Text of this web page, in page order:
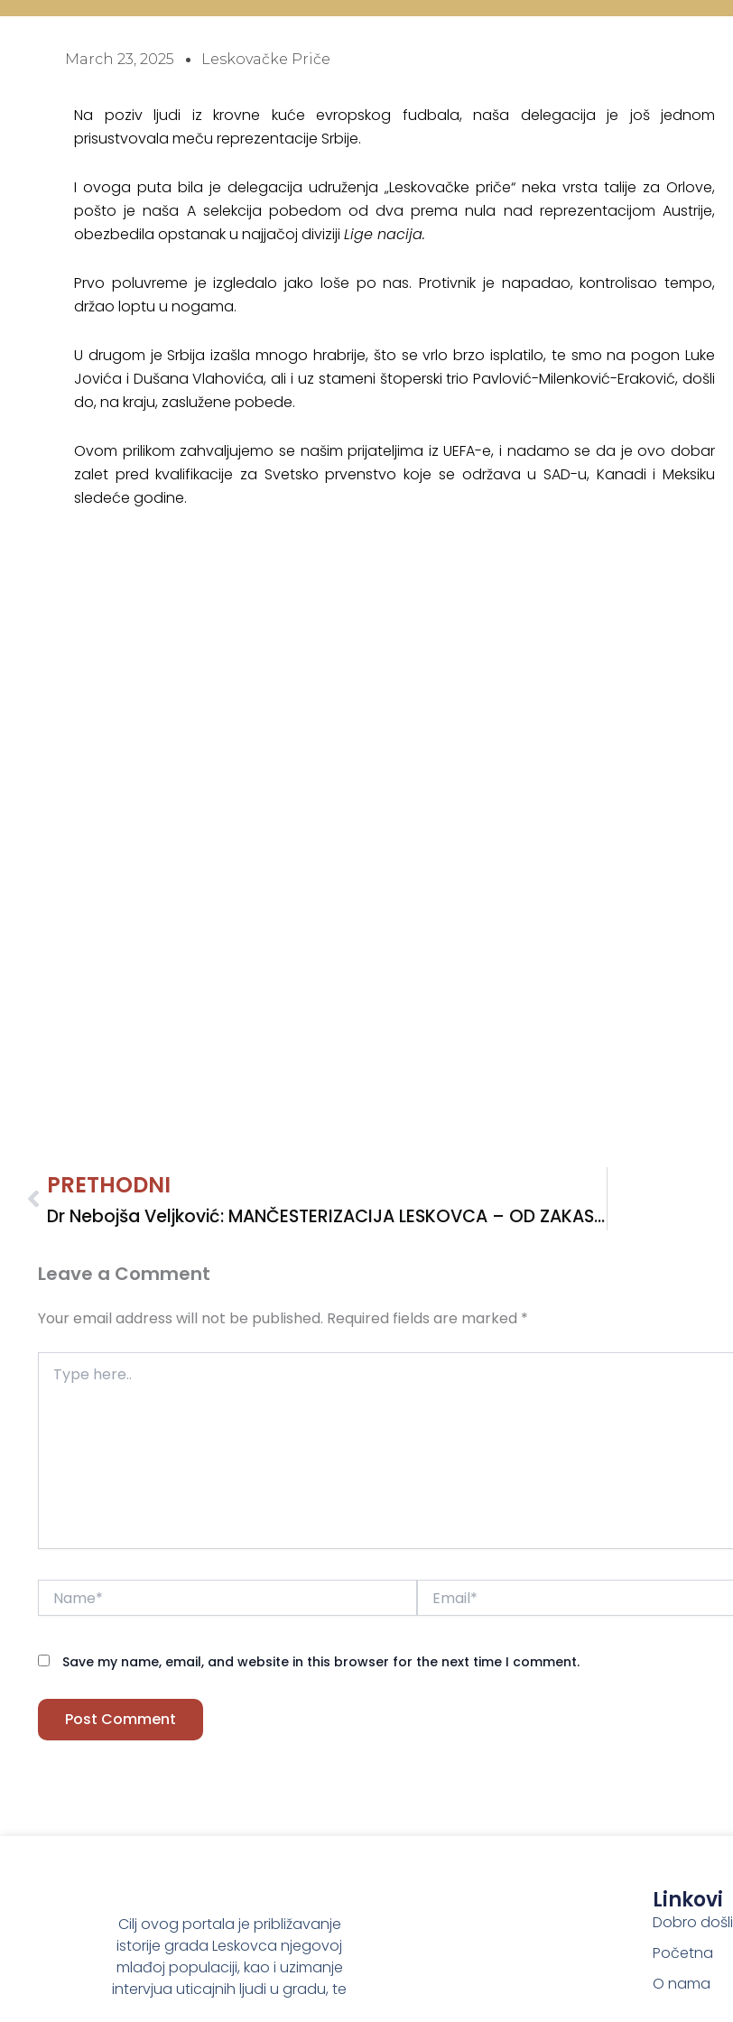
March 23, 2025 Leskovačke Priče
Na poziv ljudi iz krovne kuće evropskog fudbala, naša delegacija je još jednom
prisustvovala meču reprezentacije Srbije.
I ovoga puta bila je delegacija udruženja „Leskovačke priče“ neka vrsta talije za Orlove,
pošto je naša A selekcija pobedom od dva prema nula nad reprezentacijom Austrije,
obezbedila opstanak u najjačoj diviziji Lige nacija.
Prvo poluvreme je izgledalo jako loše po nas. Protivnik je napadao, kontrolisao tempo,
držao loptu u nogama.
U drugom je Srbija izašla mnogo hrabrije, što se vrlo brzo isplatilo, te smo na pogon Luke
Jovića i Dušana Vlahovića, ali i uz stameni štoperski trio Pavlović-Milenković-Eraković, došli
do, na kraju, zaslužene pobede.
Ovom prilikom zahvaljujemo se našim prijateljima iz UEFA-e, i nadamo se da je ovo dobar
zalet pred kvalifikacije za Svetsko prvenstvo koje se održava u SAD-u, Kanadi i Meksiku
sledeće godine.
Prev
PRETHODNI
Dr Nebojša Veljković: MANČESTERIZACIJA LESKOVCA – OD ZAKASNELOG DO ZAUSTAVLJENOG RAZVOJA
Leave a Comment
Your email address will not be published. Required fields are marked *
here..
Save my name, email, and website in this browser for the next time I comment.
Cilj ovog portala je približavanje
istorije grada Leskovca njegovoj
mlađoj populaciji, kao i uzimanje
intervjua uticajnih ljudi u gradu, te
Linkovi
Dobro došli
Početna
O nama